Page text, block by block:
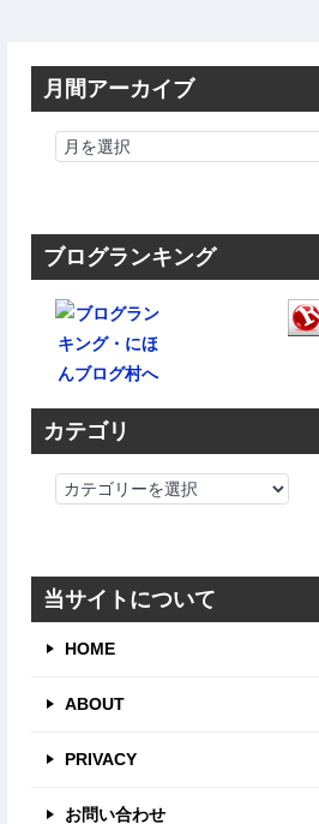
月間アーカイブ
ブログランキング
カテゴリ
カ
リ
当サイトについて
HOME
ABOUT
PRIVACY
お問い合わせ